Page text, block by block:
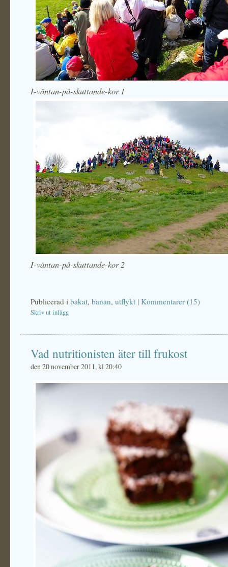
I-väntan-på-skuttande-kor 1
I-väntan-på-skuttande-kor 2
Publicerad i bakat, banan, utflykt | Kommentarer (15)
Skriv ut inlägg
Vad nutritionisten äter till frukost
den 20 november 2011, kl 20:40